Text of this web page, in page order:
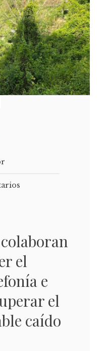
el
e
el
caído